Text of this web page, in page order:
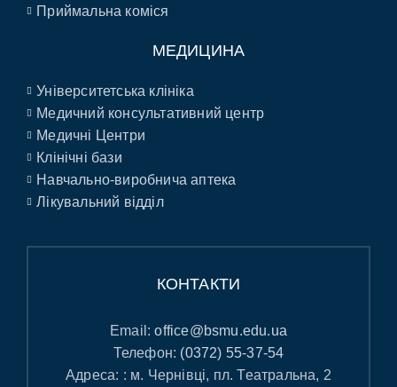
Приймальна коміся
МЕДИЦИНА
Університетська клініка
Медичний консультативний центр
Медичні Центри
Клінічні бази
Навчально-виробнича аптека
Лікувальний відділ
КОНТАКТИ
Email:office@bsmu.edu.ua
Телефон: (0372) 55-37-54
Адреса: : м. Чернівці, пл. Театральна, 2